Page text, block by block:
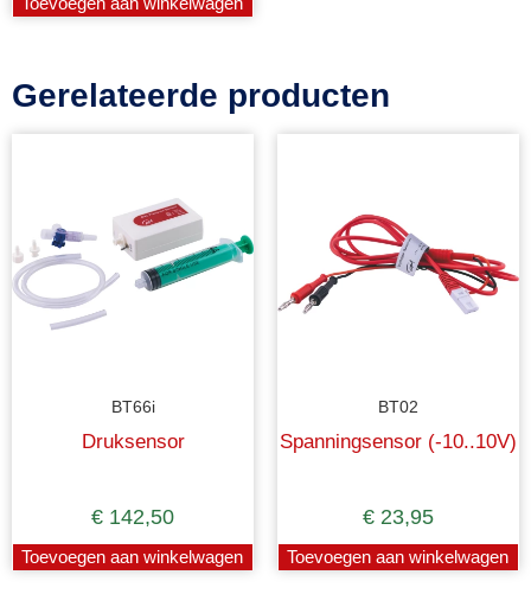
Gerelateerde producten
BT66i
Druksensor
€ 142,50
Toevoegen aan winkelwagen
BT02
Spanningsensor (-10..10V)
€ 23,95
Toevoegen aan winkelwagen